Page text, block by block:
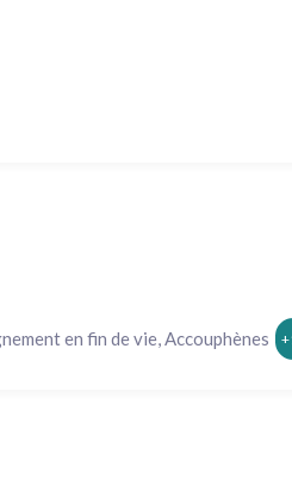
en fin de vie, Accouphènes